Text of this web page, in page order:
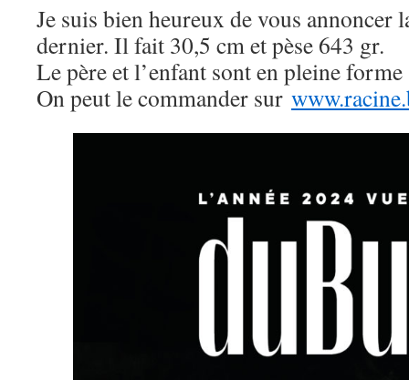
Je suis bien heureux de vous annoncer
dernier. Il fait 30,5 cm et pèse 643 gr.
Le père et l’enfant sont en pleine
On peut le commander sur